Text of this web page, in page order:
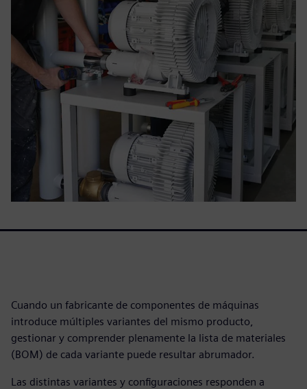
Cuando un fabricante de componentes de máquinas
introduce múltiples variantes del mismo producto,
gestionar y comprender plenamente la lista de materiales
(BOM) de cada variante puede resultar abrumador.
Las distintas variantes y configuraciones responden a